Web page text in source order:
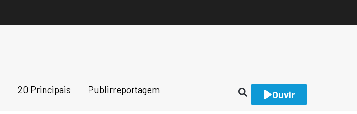
20 Principais Publirreportagem Ouvir